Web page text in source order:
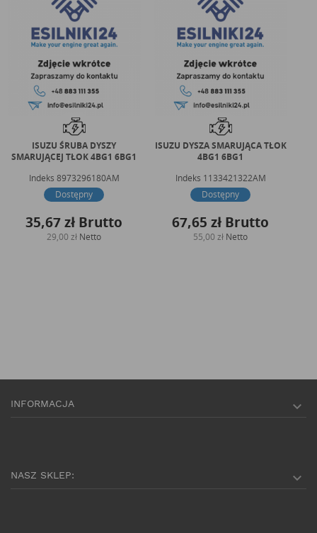
ISUZU ŚRUBA DYSZY
SMARUJĄCEJ TŁOK 4BG1 6BG1
Indeks 8973296180AM
Dostępny
35,67 zł Brutto
29,00 zł Netto
ISUZU DYSZA SMARUJĄCA TŁOK
4BG1 6BG1
Indeks 1133421322AM
Dostępny
67,65 zł Brutto
55,00 zł Netto
INFORMACJA 
NASZ SKLEP: 